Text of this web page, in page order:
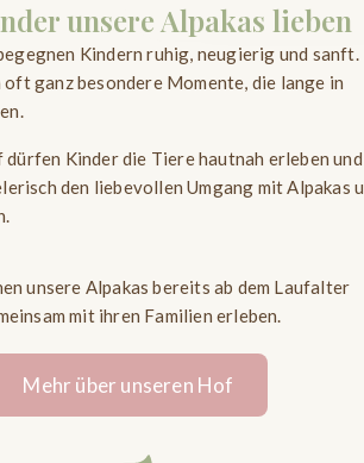
unsere Alpakas lieben
Kindern ruhig, neugierig und sanft.
ganz besondere Momente, die lange in
dürfen Kinder die Tiere hautnah erleben und
den liebevollen Umgang mit Alpakas
unsere Alpakas bereits ab dem Laufalter
mit ihren Familien erleben.
Mehr über unseren Hof